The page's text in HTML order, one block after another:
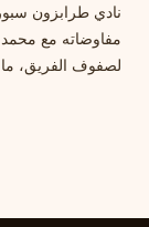
نادي طرابزون
مفاوضاته مع
لصفوف الفريق،